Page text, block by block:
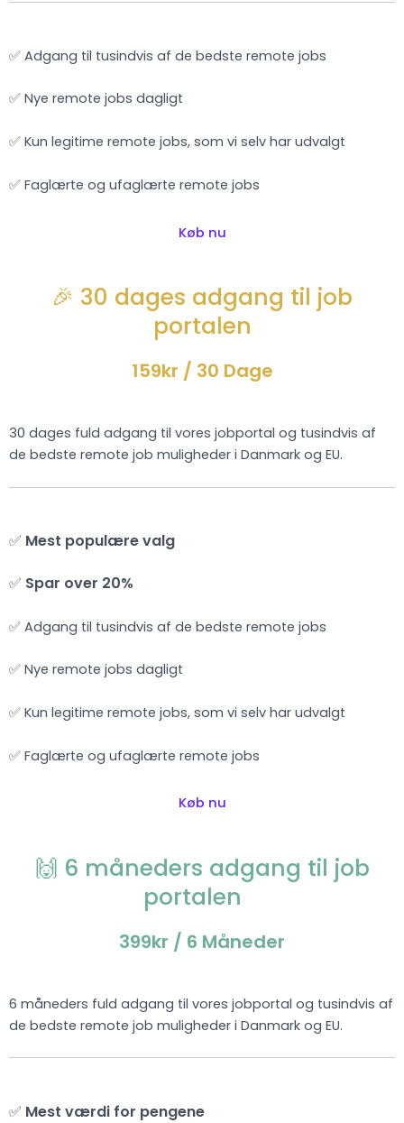
✅ Adgang til tusindvis af de bedste remote jobs
✅ Nye remote jobs dagligt
✅ Kun legitime remote jobs, som vi selv har udvalgt
✅ Faglærte og ufaglærte remote jobs
Køb nu
🎉 30 dages adgang til job
portalen
159kr / 30 Dage
30 dages fuld adgang til vores jobportal og tusindvis af
de bedste remote job muligheder i Danmark og EU.
✅ Mest populære valg
✅ Spar over 20%
✅ Adgang til tusindvis af de bedste remote jobs
✅ Nye remote jobs dagligt
✅ Kun legitime remote jobs, som vi selv har udvalgt
✅ Faglærte og ufaglærte remote jobs
Køb nu
🙌 6 måneders adgang til job
portalen
399kr / 6 Måneder
6 måneders fuld adgang til vores jobportal og tusindvis af
de bedste remote job muligheder i Danmark og EU.
✅ Mest værdi for pengene